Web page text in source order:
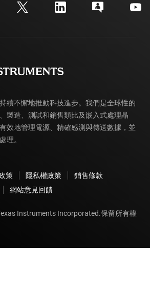
解答
續不懈地推動科技進步。我們是全球性的
製造、測試和銷售類比及嵌入式處理晶
效地管理電源、精確感測與傳送數據，並
理。
策 隱私權政策
銷售條款
網站意見回饋
Instruments Incorporated.保留所有權